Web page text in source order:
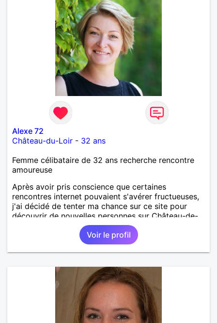
Alexe 72
Château-du-Loir - 32 ans
Femme célibataire de 32 ans recherche rencontre
amoureuse
Après avoir pris conscience que certaines
rencontres internet pouvaient s'avérer fructueuses,
j'ai décidé de tenter ma chance sur ce site pour
découvrir de nouvelles personnes sur Château-de-
Loir voire Le Mans ou La Flèche !
Voir le profil